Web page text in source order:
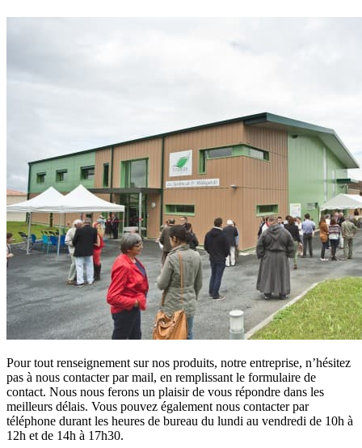
Pour tout renseignement sur nos produits, notre entreprise, n’hésitez
pas à nous contacter par mail, en remplissant le formulaire de
contact. Nous nous ferons un plaisir de vous répondre dans les
meilleurs délais. Vous pouvez également nous contacter par
téléphone durant les heures de bureau du lundi au vendredi de 10h à
12h et de 14h à 17h30.